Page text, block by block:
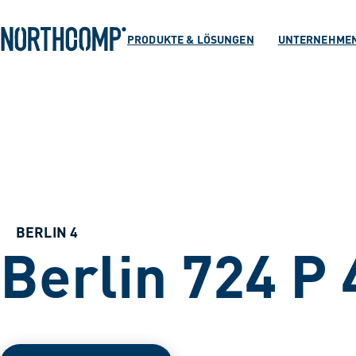
Zur Navigation springen
PRODUKTE & LÖSUNGEN
BERLIN 4
Berlin 724 P